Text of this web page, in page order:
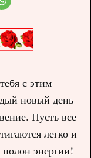
с этим
новый день
Пусть все
легко и
полон энергии!